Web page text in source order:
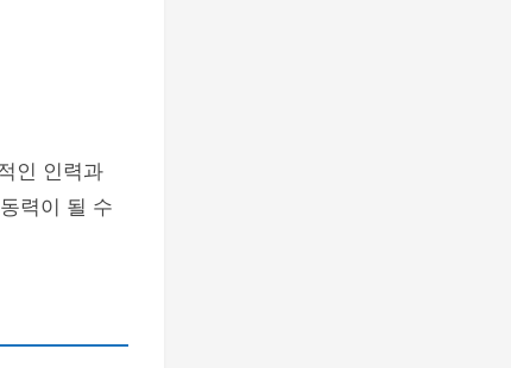
인 인력과
력이 될 수